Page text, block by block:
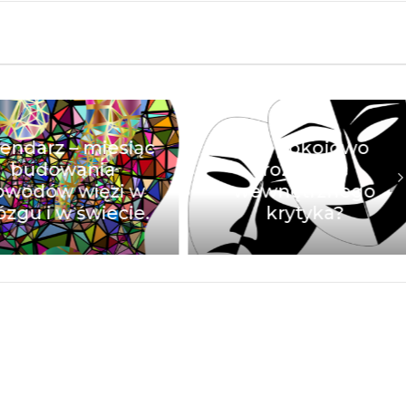
– miesiąc
budowania
więzi w
i w świecie.
Jak pokojowo
rozbrajać
wewnętrznego
krytyka?